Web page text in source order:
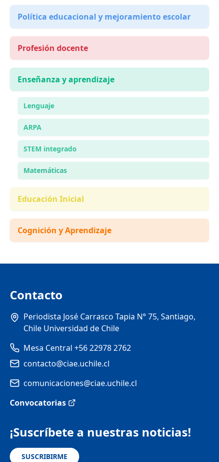
Política educacional y mejoramiento escolar
Profesión docente
Enseñanza y aprendizaje
Lenguaje
ARPA
STEM integrado
Matemáticas
Educación Inicial
Cognición y Aprendizaje
Contacto
Periodista José Carrasco Tapia N° 75, Santiago,
Chile Universidad de Chile
Mesa Central +56 22978 2762
contacto@ciae.uchile.cl
comunicaciones@ciae.uchile.cl
Convocatorias
¡Suscríbete a nuestras noticias!
SUSCRIBIRME